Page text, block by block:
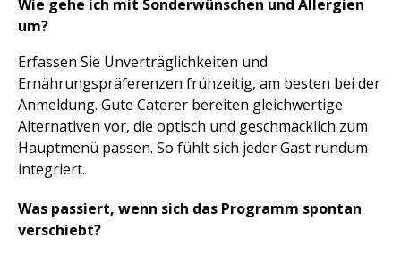
Wie gehe ich mit Sonderwünschen und Allergien
um?
Erfassen Sie Unverträglichkeiten und
Ernährungspräferenzen frühzeitig, am besten bei der
Anmeldung. Gute Caterer bereiten gleichwertige
Alternativen vor, die optisch und geschmacklich zum
Hauptmenü passen. So fühlt sich jeder Gast rundum
integriert.
Was passiert, wenn sich das Programm spontan
verschiebt?